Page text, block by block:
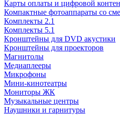
Карты оплаты и цифровой
Компактные фотоаппараты со
Комплекты 2.1
Комплекты 5.1
Кронштейны для DVD акустики
Кронштейны для проекторов
Магнитолы
Медиаплееры
Микрофоны
Мини-кинотеатры
Мониторы ЖК
Музыкальные центры
Наушники и гарнитуры